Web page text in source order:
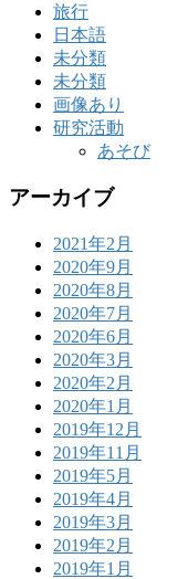
旅行
日本語
未分類
未分類
画像あり
研究活動
あそび
アーカイブ
2021年2月
2020年9月
2020年8月
2020年7月
2020年6月
2020年3月
2020年2月
2020年1月
2019年12月
2019年11月
2019年5月
2019年4月
2019年3月
2019年2月
2019年1月